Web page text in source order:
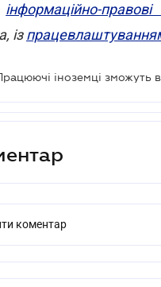
інформаційно-
ізпрацевлаштуванням
коментар